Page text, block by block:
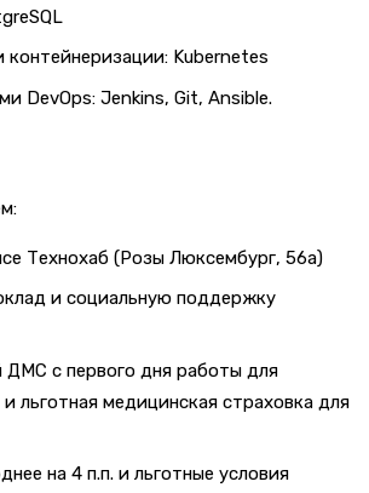
Kubernetes
DevOps: Jenkins, Git, Ansible.
Технохаб (Розы Люксембург, 56а)
и социальную поддержку
ДМС с первого дня работы для
льготная медицинская страховка для
на 4 п.п. и льготные условия